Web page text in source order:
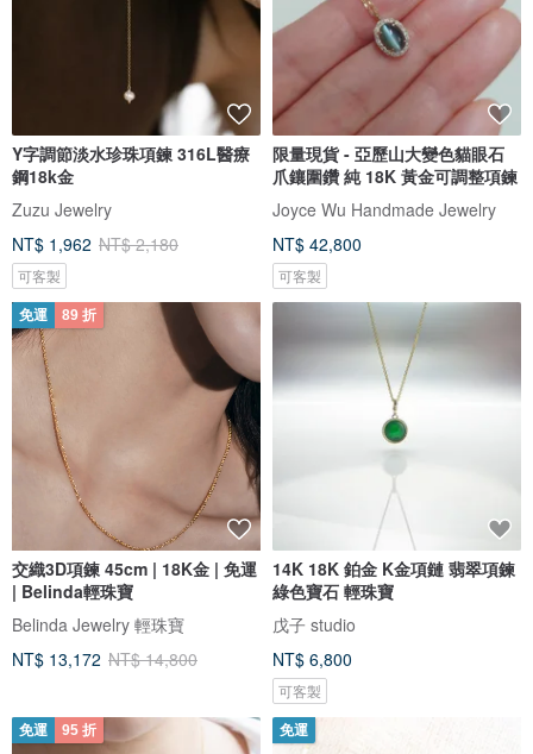
Y字調節淡水珍珠項鍊 316L醫療
鋼18k金
Zuzu Jewelry
NT$ 1,962 NT$ 2,180
可客製
限量現貨 - 亞歷山大變色貓眼石
爪鑲圍鑽 純 18K 黃金可調整項鍊
Joyce Wu Handmade Jewelry
NT$ 42,800
可客製
免運 89 折
交織3D項鍊 45cm | 18K金 | 免運
| Belinda輕珠寶
Belinda Jewelry 輕珠寶
NT$ 13,172 NT$ 14,800
14K 18K 鉑金 K金項鏈 翡翠項鍊
綠色寶石 輕珠寶
戊子 studio
NT$ 6,800
可客製
免運 95 折 免運